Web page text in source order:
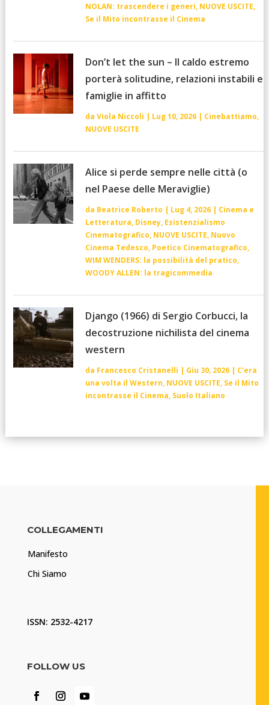
NOLAN: trascendere i generi, NUOVE USCITE,
Se il Mito incontrasse il Cinema
Don’t let the sun – Il caldo estremo
porterà solitudine, relazioni instabili e
famiglie in affitto
da Viola Niccoli | Lug 10, 2026| Cinebattiamo,
NUOVE USCITE
Alice si perde sempre nelle città (o
nel Paese delle Meraviglie)
da Beatrice Roberto | Lug 4, 2026| Cinema e
Letteratura, Disney, Esistenzialismo
Cinematografico, NUOVE USCITE, Nuovo
Cinema Tedesco, Poetico Cinematografico,
WIM WENDERS: la possibilità del pratico,
WOODY ALLEN: la tragicommedia
Django (1966) di Sergio Corbucci, la
decostruzione nichilista del cinema
western
da Francesco Cristanelli | Giu 30, 2026| C'era
una volta il Western, NUOVE USCITE, Se il Mito
incontrasse il Cinema, Suolo Italiano
COLLEGAMENTI
Manifesto
Chi Siamo
ISSN: 2532-4217
FOLLOW US